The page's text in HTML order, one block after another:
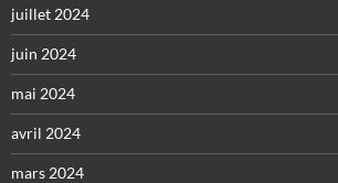
juillet 2024
juin 2024
mai 2024
avril 2024
mars 2024